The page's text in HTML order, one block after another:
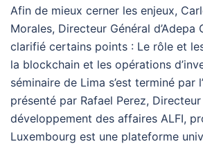
Afin de mieux cerner les enjeux,
Morales, Directeur Général d’Adepa
clarifié certains points : Le rôle et
la blockchain et les opérations
séminaire de Lima s’est terminé par
présenté par Rafael Perez,
développement des affaires ALFI,
Luxembourg est une plateforme